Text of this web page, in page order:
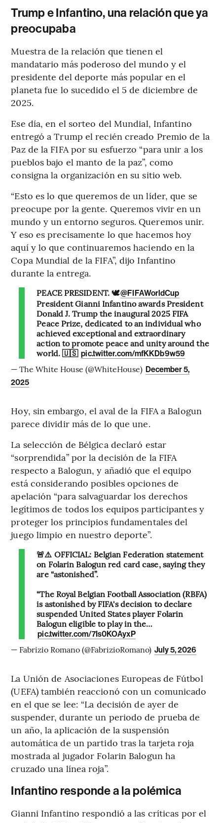
Trump e Infantino, una relación que ya
preocupaba
Muestra de la relación que tienen el
mandatario más poderoso del mundo y el
presidente del deporte más popular en el
planeta fue lo sucedido el 5 de diciembre de
2025.
Ese día, en el sorteo del Mundial, Infantino
entregó a Trump el recién creado Premio de la
Paz de la FIFA por su esfuerzo “para unir a los
pueblos bajo el manto de la paz”, como
consigna la organización en su sitio web.
“Esto es lo que queremos de un líder, que se
preocupe por la gente. Queremos vivir en un
mundo y un entorno seguros. Queremos unir.
Y eso es precisamente lo que hacemos hoy
aquí y lo que continuaremos haciendo en la
Copa Mundial de la FIFA”, dijo Infantino
durante la entrega.
PEACE PRESIDENT. 🕊️@FIFAWorldCup
President Gianni Infantino awards President
Donald J. Trump the inaugural 2025 FIFA
Peace Prize, dedicated to an individual who
achieved exceptional and extraordinary
action to promote peace and unity around the
world. 🇺🇸 pic.twitter.com/mfKKDb9w59
— The White House (@WhiteHouse) December 5,
2025
Hoy, sin embargo, el aval de la FIFA a Balogun
parece dividir más de lo que une.
La selección de Bélgica declaró estar
“sorprendida” por la decisión de la FIFA
respecto a Balogun, y añadió que el equipo
está considerando posibles opciones de
apelación “para salvaguardar los derechos
legítimos de todos los equipos participantes y
proteger los principios fundamentales del
juego limpio en nuestro deporte”.
🚨⚠️ OFFICIAL: Belgian Federation statement
on Folarin Balogun red card case, saying they
are “astonished”.
“The Royal Belgian Football Association (RBFA)
is astonished by FIFA's decision to declare
suspended United States player Folarin
Balogun eligible to play in the…
pic.twitter.com/7Is0KOAyxP
— Fabrizio Romano (@FabrizioRomano) July 5, 2026
La Unión de Asociaciones Europeas de Fútbol
(UEFA) también reaccionó con un comunicado
en el que se lee: “La decisión de ayer de
suspender, durante un periodo de prueba de
un año, la aplicación de la suspensión
automática de un partido tras la tarjeta roja
mostrada al jugador Folarin Balogun ha
cruzado una línea roja”.
Infantino responde a la polémica
Gianni Infantino respondió a las críticas por el